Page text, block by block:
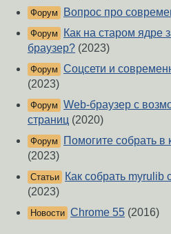
Форум Вопрос про
Форум
Как на старом ядре
браузер? (2023)
Форум Соцсети и
(2023)
Форум Web-браузер с
страниц (2020)
Форум
Помогите собрать в
(2023)
Статьи
Как собрать
(2023)
Новости Chrome 55 (2016)